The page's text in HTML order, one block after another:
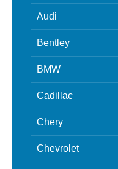
Audi
Bentley
BMW
Cadillac
Chery
Chevrolet